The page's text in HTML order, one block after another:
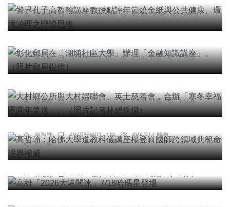
高哲翰 2026年二月18日 42,892 觀看 5 分享
社會 綜合新聞 健康 文教
彰化郵局在「湖埔社區大學」辦理「金融知識講
周為政 2026年六月18日 6,893 觀看 3 分享
社會 綜合新聞 健康 文教
大村鄉公所與大村婦聯會、英士慈善會，合辦「寒
周為政 2026年二月04日 8,635 觀看 4 分享
專欄
高哲翰：哈佛大學道教科儀講座楊登嵙國師跨領域
高哲翰 2026年四月17日
302,677 觀看
8 分享
綜合新聞
高雄「2026大港閱冰」7/18哈瑪星登場
陳信銘 2026年七月14日 6,071 觀看 2 分享
綜合新聞
雲林縣衛生局迅速查察永豐餘苦茶油「苯駢芘」致
癌物不符規定案 確認其原料來源並非雲林古坑草